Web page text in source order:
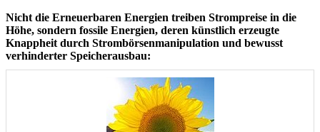
Nicht die Erneuerbaren Energien treiben Strompreise in die
Höhe, sondern fossile Energien, deren künstlich erzeugte
Knappheit durch Strombörsenmanipulation und bewusst
verhinderter Speicherausbau: